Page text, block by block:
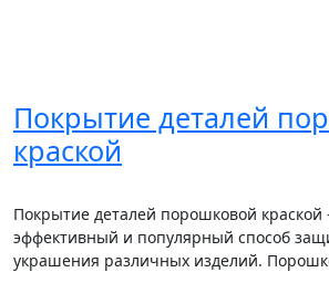
Покрытие деталей
краской
Покрытие деталей порошковой краской
эффективный и популярный способ
украшения различных изделий.